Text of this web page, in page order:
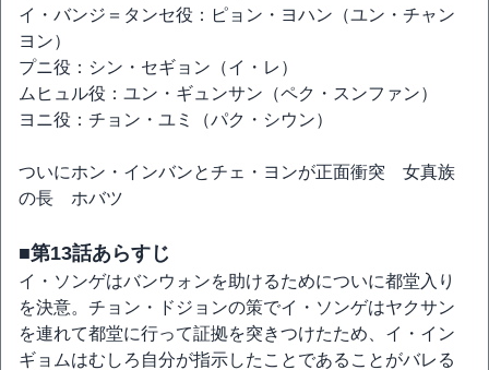
イ・バンジ＝タンセ役：ピョン・ヨハン（ユン・チャン
ヨン）
プニ役：シン・セギョン（イ・レ）
ムヒュル役：ユン・ギュンサン（ペク・スンファン）
ヨニ役：チョン・ユミ（パク・シウン）
ついにホン・インバンとチェ・ヨンが正面衝突 女真族
の長 ホバツ
■第13話あらすじ
イ・ソンゲはバンウォンを助けるためについに都堂入り
を決意。チョン・ドジョンの策でイ・ソンゲはヤクサン
を連れて都堂に行って証拠を突きつけたため、イ・イン
ギョムはむしろ自分が指示したことであることがバレる